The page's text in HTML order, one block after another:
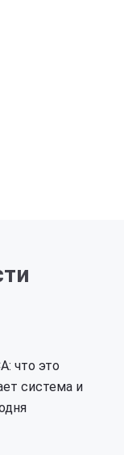
что это
система и